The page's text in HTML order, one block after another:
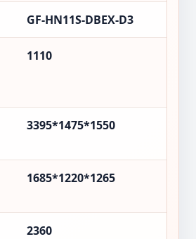
GF-HN11S-DBEX-D3
1110
3395*1475*1550
1685*1220*1265
2360